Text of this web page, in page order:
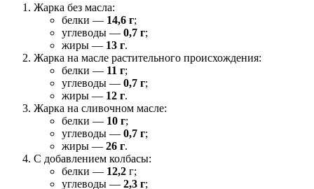
Жарка без масла:
белки — 14,6 г;
углеводы — 0,7 г;
жиры — 13 г.
Жарка на масле растительного происхождения:
белки — 11 г;
углеводы — 0,7 г;
жиры — 12 г.
Жарка на сливочном масле:
белки — 10 г;
углеводы — 0,7 г;
жиры — 26 г.
С добавлением колбасы:
белки — 12,2 г;
углеводы — 2,3 г;